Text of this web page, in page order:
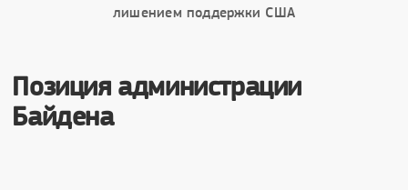
Позиция администрации
Байдена